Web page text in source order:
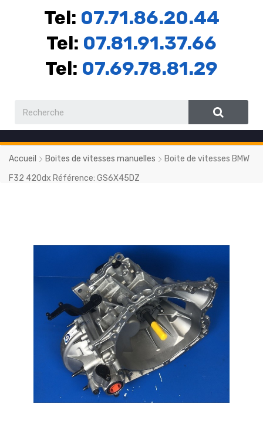
Tel: 07.71.86.20.44
Tel: 07.81.91.37.66
Tel: 07.69.78.81.29
Accueil Boites de vitesses manuelles
Boite de vitesses BMW
F32 420dx Référence: GS6X45DZ